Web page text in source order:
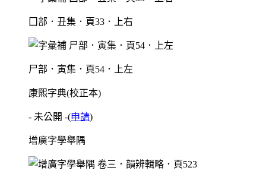
囗部．丑集．頁33．上右
尸部．寅集．頁54．上左
康熙字典(校正本)
- 未公開 -(申請)
增廣字學舉隅